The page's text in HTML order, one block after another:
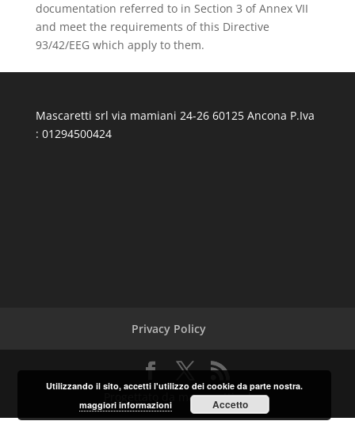
documentation referred to in Section 3 of Annex VII
and meet the requirements of this Directive
93/42/EEG which apply to them.
Mascaretti srl via mamiani 24-26 60125 Ancona P.Iva
: 01294500424
Privacy Policy
Progettato da mascaretti srl
Utilizzando il sito, accetti l'utilizzo dei cookie da parte nostra.
maggiori informazioni
Accetto